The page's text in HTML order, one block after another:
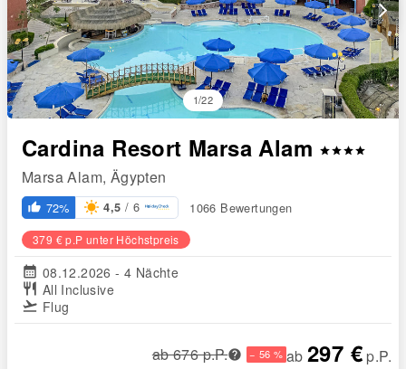
arrow_forward_ios
1/22
Cardina Resort Marsa Alam starstarstarstar
Marsa Alam, Ägypten
thumb_up_alt 72% 4,5 / 6 1066 Bewertungen
379 € p.P unter Höchstpreis
calendar_month 08.12.2026 - 4 Nächte
restaurant All Inclusive
flight_takeoff Flug
ab 676 p.P. − 56 % ab 297 € p.P.